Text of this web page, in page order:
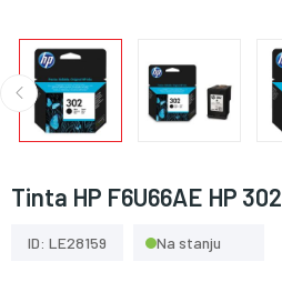
Tinta HP F6U66AE HP
ID: LE28159 Na stanju